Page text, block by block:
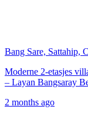
Bang Sare, Sattahip,
Moderne 2-etasjes
– Layan Bangsaray
2 months ago